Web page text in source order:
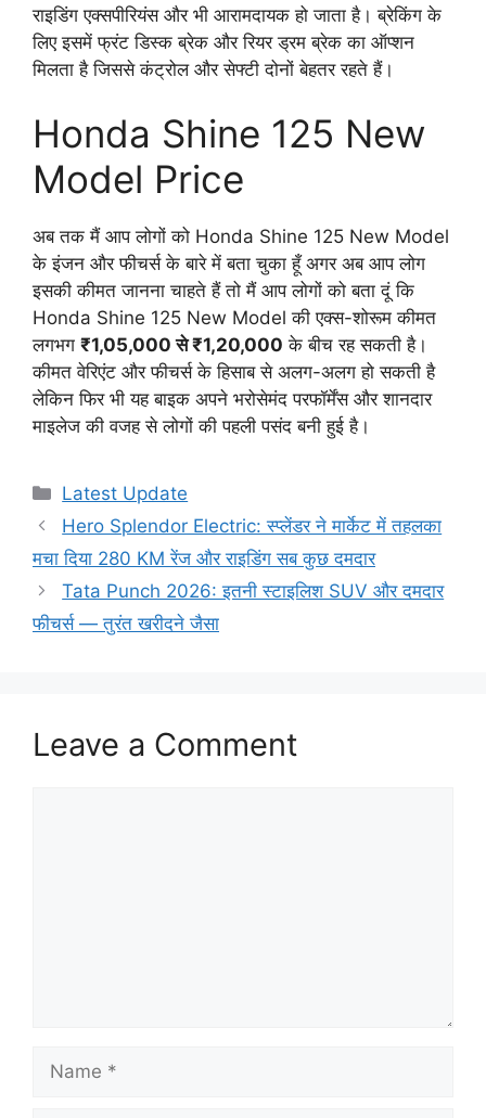
राइडिंग एक्सपीरियंस और भी आरामदायक हो जाता है। ब्रेकिंग के
लिए इसमें फ्रंट डिस्क ब्रेक और रियर ड्रम ब्रेक का ऑप्शन
मिलता है जिससे कंट्रोल और सेफ्टी दोनों बेहतर रहते हैं।
Honda Shine 125 New
Model Price
अब तक मैं आप लोगों को Honda Shine 125 New Model
के इंजन और फीचर्स के बारे में बता चुका हूँ अगर अब आप लोग
इसकी कीमत जानना चाहते हैं तो मैं आप लोगों को बता दूं कि
Honda Shine 125 New Model की एक्स-शोरूम कीमत
लगभग ₹1,05,000 से ₹1,20,000 के बीच रह सकती है।
कीमत वेरिएंट और फीचर्स के हिसाब से अलग-अलग हो सकती है
लेकिन फिर भी यह बाइक अपने भरोसेमंद परफॉर्मेंस और शानदार
माइलेज की वजह से लोगों की पहली पसंद बनी हुई है।
Categories
Latest Update
Hero Splendor Electric: स्प्लेंडर ने मार्केट में तहलका
मचा दिया 280 KM रेंज और राइडिंग सब कुछ दमदार
Tata Punch 2026: इतनी स्टाइलिश SUV और दमदार
फीचर्स — तुरंत खरीदने जैसा
Leave a Comment
Name